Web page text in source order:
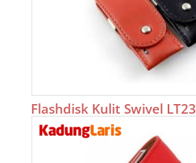
Flashdisk Kulit Swivel LT23